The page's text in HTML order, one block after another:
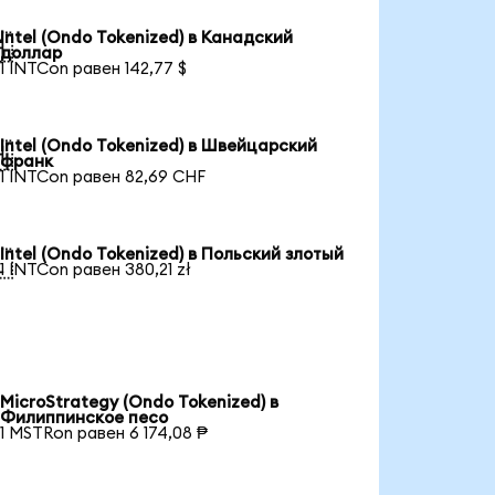
Intel (Ondo Tokenized) в Канадский
доллар
1 INTCon равен 142,77 $
Intel (Ondo Tokenized) в Швейцарский
франк
1 INTCon равен 82,69 CHF
Intel (Ondo Tokenized) в Польский злотый
1 INTCon равен 380,21 zł
MicroStrategy (Ondo Tokenized) в
Филиппинское песо
1 MSTRon равен 6 174,08 ₱